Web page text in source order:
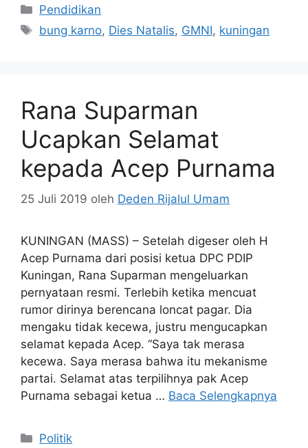
Kategori
Pendidikan
Tag
bung karno, Dies Natalis, GMNI, kuningan
Rana Suparman
Ucapkan Selamat
kepada Acep Purnama
25 Juli 2019 oleh Deden Rijalul Umam
KUNINGAN (MASS) – Setelah digeser oleh H
Acep Purnama dari posisi ketua DPC PDIP
Kuningan, Rana Suparman mengeluarkan
pernyataan resmi. Terlebih ketika mencuat
rumor dirinya berencana loncat pagar. Dia
mengaku tidak kecewa, justru mengucapkan
selamat kepada Acep. “Saya tak merasa
kecewa. Saya merasa bahwa itu mekanisme
partai. Selamat atas terpilihnya pak Acep
Purnama sebagai ketua … Baca Selengkapnya
Kategori
Politik